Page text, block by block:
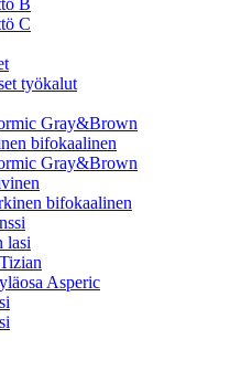
B
C
työkalut
Gray&Brown
bifokaalinen
Gray&Brown
bifokaalinen
lasi
Asperic